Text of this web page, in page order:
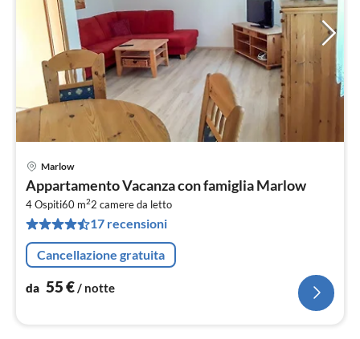
Marlow
Appartamento Vacanza con famiglia Marlow
4 Ospiti60 m22 camere da letto
17 recensioni
Cancellazione gratuita
da 55€/ notte